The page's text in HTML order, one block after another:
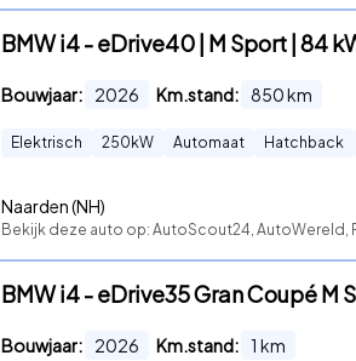
BMW i4 - eDrive40 | M Sport | 84
Bouwjaar: 2026 Km.stand: 850km
Elektrisch 250 kW Automaat Hatchback
Naarden (NH)
Bekijk deze auto op: AutoScout24, AutoWereld,
BMW i4 - eDrive35 Gran Coupé
Bouwjaar: 2026 Km.stand: 1 km